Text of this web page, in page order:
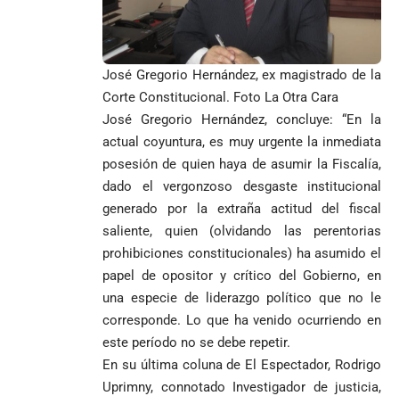
José Gregorio Hernández, ex magistrado de la
Corte Constitucional. Foto La Otra Cara
José Gregorio Hernández, concluye: “En la
actual coyuntura, es muy urgente la inmediata
posesión de quien haya de asumir la Fiscalía,
dado el vergonzoso desgaste institucional
generado por la extraña actitud del fiscal
saliente, quien (olvidando las perentorias
prohibiciones constitucionales) ha asumido el
papel de opositor y crítico del Gobierno, en
una especie de liderazgo político que no le
corresponde. Lo que ha venido ocurriendo en
este período no se debe repetir.
En su última coluna de El Espectador, Rodrigo
Uprimny, connotado Investigador de justicia,